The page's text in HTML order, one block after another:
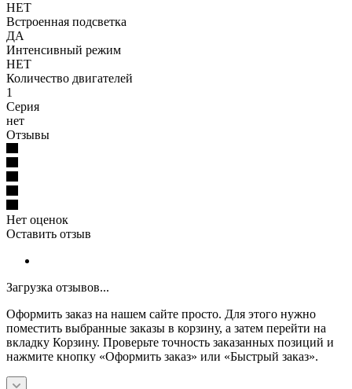
НЕТ
Встроенная подсветка
ДА
Интенсивный режим
НЕТ
Количество двигателей
1
Серия
нет
Отзывы
Нет оценок
Оставить отзыв
Загрузка отзывов...
Оформить заказ на нашем сайте просто. Для этого нужно
поместить выбранные заказы в корзину, а затем перейти на
вкладку Корзину. Проверьте точность заказанных позиций и
нажмите кнопку «Оформить заказ» или «Быстрый заказ».